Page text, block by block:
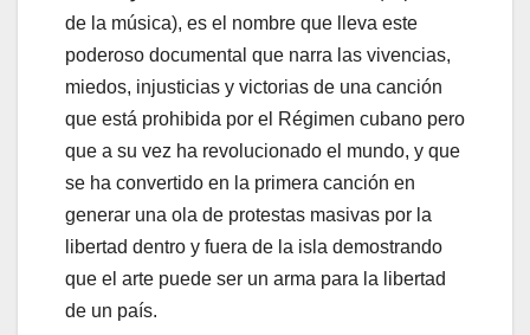
de la música), es el nombre que lleva este
poderoso documental que narra las vivencias,
miedos, injusticias y victorias de una canción
que está prohibida por el Régimen cubano pero
que a su vez ha revolucionado el mundo, y que
se ha convertido en la primera canción en
generar una ola de protestas masivas por la
libertad dentro y fuera de la isla demostrando
que el arte puede ser un arma para la libertad
de un país.